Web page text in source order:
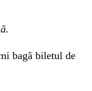
bagă biletul de